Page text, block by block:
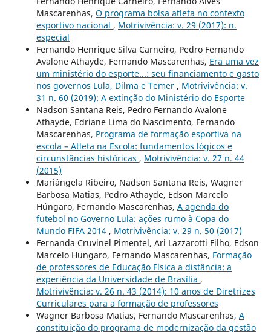
Mascarenhas, O programa bolsa atleta no contexto
esportivo nacional , Motrivivência: v. 29 (2017): n.
especial
Fernando Henrique Silva Carneiro, Pedro Fernando
Avalone Athayde, Fernando Mascarenhas, Era uma vez
um ministério do esporte...: seu financiamento e gasto
nos governos Lula, Dilma e Temer , Motrivivência: v.
31 n. 60 (2019): A extinção do Ministério do Esporte
Nadson Santana Reis, Pedro Fernando Avalone
Athayde, Edriane Lima do Nascimento, Fernando
Mascarenhas, Programa de formação esportiva na
escola – Atleta na Escola: fundamentos lógicos e
circunstâncias históricas , Motrivivência: v. 27 n. 44
(2015)
Mariângela Ribeiro, Nadson Santana Reis, Wagner
Barbosa Matias, Pedro Athayde, Edson Marcelo
Húngaro, Fernando Mascarenhas, A agenda do
futebol no Governo Lula: ações rumo à Copa do
Mundo FIFA 2014 , Motrivivência: v. 29 n. 50 (2017)
Fernanda Cruvinel Pimentel, Ari Lazzarotti Filho, Edson
Marcelo Hungaro, Fernando Mascarenhas, Formação
de professores de Educação Física a distância: a
experiência da Universidade de Brasília ,
Motrivivência: v. 26 n. 43 (2014): 10 anos de Diretrizes
Curriculares para a formação de professores
Wagner Barbosa Matias, Fernando Mascarenhas, A
constituição do programa de modernização da gestão